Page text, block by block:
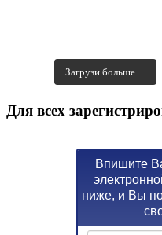
Загрузи больше…
Для всех
Впишите
ниже, и Вы